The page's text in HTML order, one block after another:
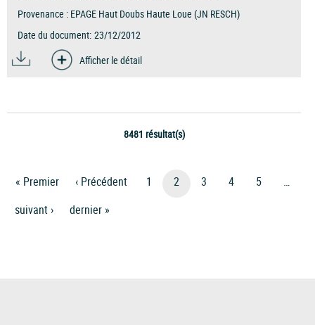
Provenance : EPAGE Haut Doubs Haute Loue (JN RESCH)
Date du document: 23/12/2012
Afficher le détail
8481 résultat(s)
Pagination
Première
« Premier
Page
‹ Précédent Page
1
Page
2 Page
3 Page
4 Page
5
…
Page
Suivant ›
Dernière
Dernier »